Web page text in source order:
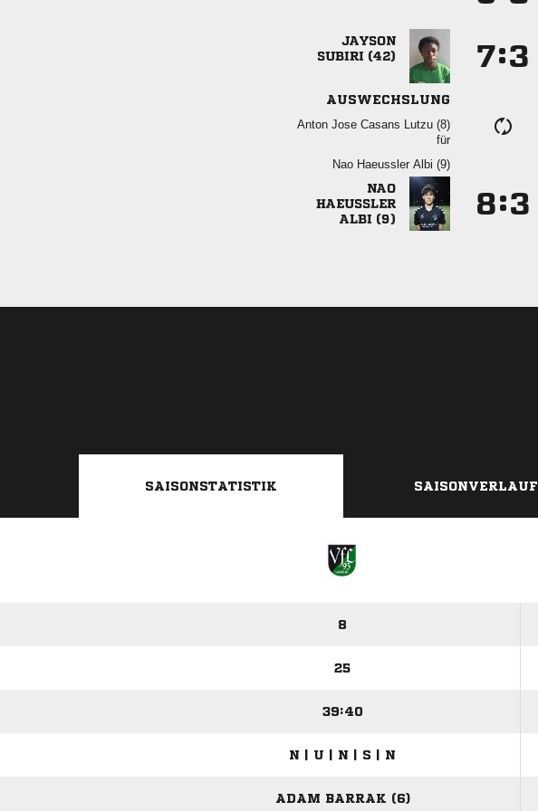

 
:
AUSWECHSLUNG
    
für
   


 
:
SAISONSTATISTIK SAISONVERLAUF
8
25
39:40
N | U | N | S | N
ADAM BARRAK (6)